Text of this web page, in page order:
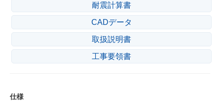
耐震計算書
CADデータ
取扱説明書
工事要領書
仕様